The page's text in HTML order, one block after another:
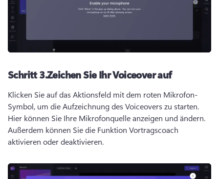
Schritt 3.Zeichen Sie Ihr Voiceover auf
Klicken Sie auf das Aktionsfeld mit dem roten Mikrofon-
Hier können Sie Ihre Mikrofonquelle anzeigen und ändern.
Außerdem können Sie die Funktion Vortragscoach
aktivieren oder deaktivieren.